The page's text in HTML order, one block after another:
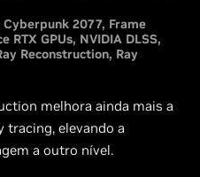
Cyberpunk 2077 Frame
RTX GPUs NVIDIA DLSS
Reconstruction Ray
melhora ainda mais a
tracing, elevando a
a outro nível.